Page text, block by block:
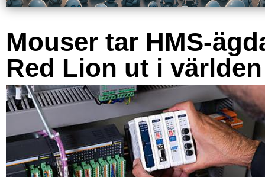
Mouser tar HMS-
Red Lion ut i världen